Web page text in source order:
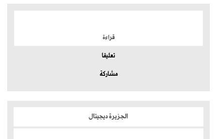
قراءة
تعليقا
مشاركة
الجزيرة ديجيتال